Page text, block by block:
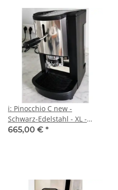
i: Pinocchio C new -
Schwarz-Edelstahl - XL -
Volumetrico plus Elektronik-
665,00 € *